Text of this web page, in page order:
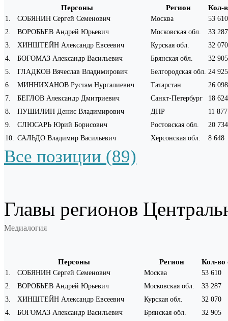
Персоны Регион Кол-
1 СОБЯНИН Сергей Семенович Москва
53 610
2
ВОРОБЬЕВ Андрей Юрьевич Московская обл.
33 287
3
ХИНШТЕЙН Александр Евсеевич Курская обл.
32 070
4
БОГОМАЗ Александр Васильевич Брянская обл.
32 905
5
ГЛАДКОВ Вячеслав Владимирович Белгородская обл. 24 925
6
МИННИХАНОВ Рустам Нургалиевич Татарстан
26 098
7
БЕГЛОВ Александр Дмитриевич Санкт-Петербург
18 624
8
ПУШИЛИН Денис Владимирович ДНР
11 877
9
СЛЮСАРЬ Юрий Борисович Ростовская обл.
20 734
10
САЛЬДО Владимир Васильевич Херсонская обл. 8 648
Все позиции (89)
Главы регионов
Медиалогия
Персоны Регион Кол-во
1 СОБЯНИН Сергей Семенович Москва
53 610
2
ВОРОБЬЕВ Андрей Юрьевич Московская обл.
33 287
3
ХИНШТЕЙН Александр Евсеевич Курская обл.
32 070
4
БОГОМАЗ Александр Васильевич Брянская обл.
32 905